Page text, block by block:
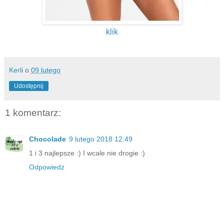
klik
Kerli o 09 lutego
Udostępnij
1 komentarz:
Chocolade 9 lutego 2018 12:49
1 i 3 najlepsze :) I wcale nie drogie :)
Odpowiedz